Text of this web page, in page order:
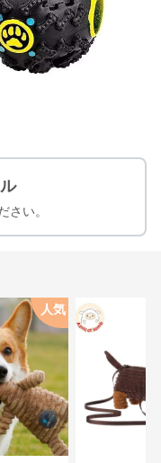
さい。
人気